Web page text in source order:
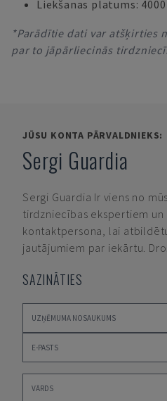
Liekšanas platums:
*Parādītie dati var atšķirties
par to jāpārliecinās
JŪSU KONTA PĀRVALDNIEKS:
Sergi Guardia
Sergi Guardia Ir viens no
tirdzniecības ekspertiem un
kontaktpersona, lai
jautājumiem par iekārtu.
SAZINĀTIES